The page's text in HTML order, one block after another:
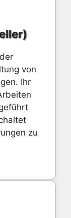
von
Ihr
zu